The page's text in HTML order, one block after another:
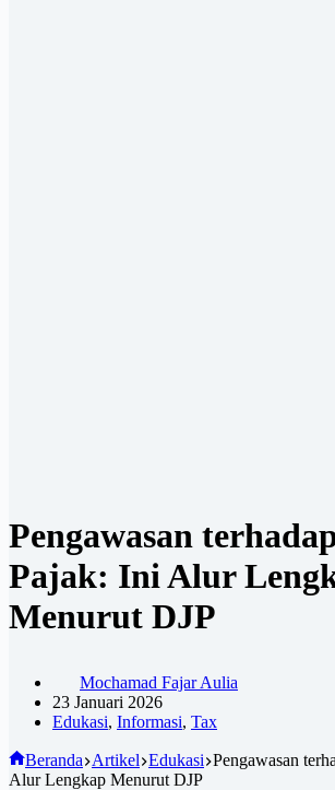
Pengawasan
Pajak: Ini Alur
Menurut DJP
Mochamad Fajar Aulia
23 Januari 2026
Edukasi, Informasi, Tax
Beranda Artikel Edukasi Pengawasan
Alur Lengkap Menurut DJP